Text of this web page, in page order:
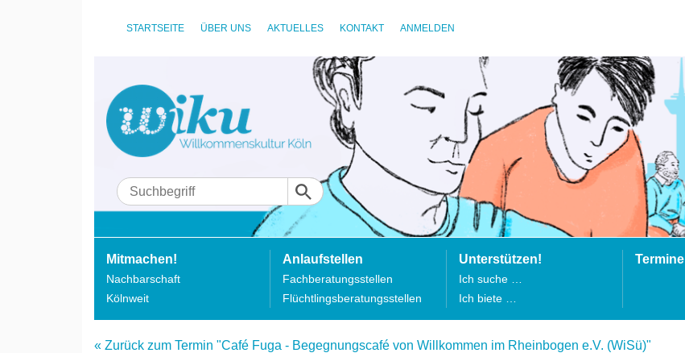
STARTSEITE ÜBER UNS AKTUELLES KONTAKT ANMELDEN
Mitmachen!
Nachbarschaft
Kölnweit
Anlaufstellen
Fachberatungsstellen
Flüchtlingsberatungsstellen
Unterstützen!
Ich suche …
Ich biete …
Termine
« Zurück zum Termin "Café Fuga - Begegnungscafé von Willkommen im Rheinbogen e.V. (WiSü)"